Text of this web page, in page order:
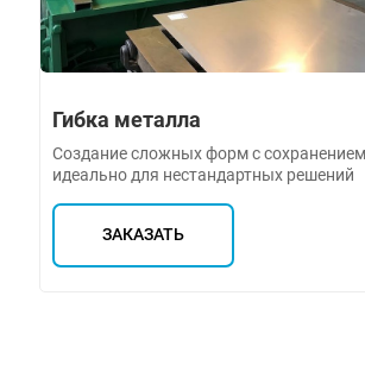
Гибка металла
Создание сложных форм с
идеально для нестандартных решений
ЗАКАЗАТЬ